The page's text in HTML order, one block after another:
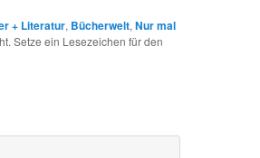
+ Literatur, Bücherwelt,Nur mal
Setze ein Lesezeichen für den